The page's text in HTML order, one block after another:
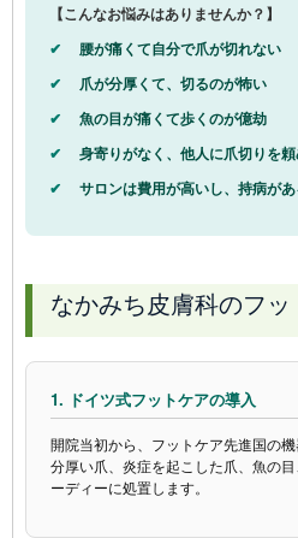
【こんなお悩みはありませんか？】
腰が痛くて自分で爪が切れない
爪が分厚くて、切るのが怖い
魚の目が痛くて歩くのが億劫
身寄りがなく、他人に爪切りを
サロンは費用が高いし、持病が
なかみち皮膚科のフ
1. ドイツ式フットケアの導入
開院当初から、フットケア先進国の機
分厚い爪、炎症を起こした爪、魚の
ーディーに処置します。